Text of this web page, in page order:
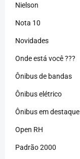
Nielson
Nota 10
Novidades
Onde está você ???
Ônibus de bandas
Ônibus elétrico
Ônibus em destaque
Open RH
Padrão 2000